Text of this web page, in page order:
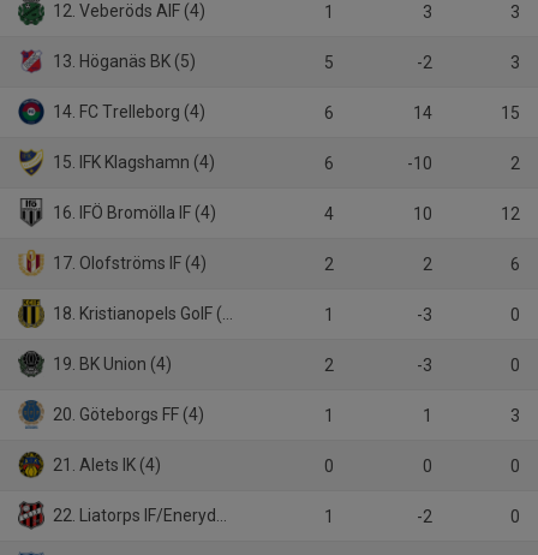
12. Veberöds AIF (4) 1 3 3
13. Höganäs BK (5) 5 -2 3
14. FC Trelleborg (4) 6 14 15
15. IFK Klagshamn (4) 6 -10 2
16. IFÖ Bromölla IF (4) 4 10 12
17. Olofströms IF (4) 2 2 6
18. Kristianopels GoIF (4) 1 -3 0
19. BK Union (4) 2 -3 0
20. Göteborgs FF (4) 1 1 3
21. Alets IK (4) 0 0 0
22. Liatorps IF/Eneryda IF (4) 1 -2 0